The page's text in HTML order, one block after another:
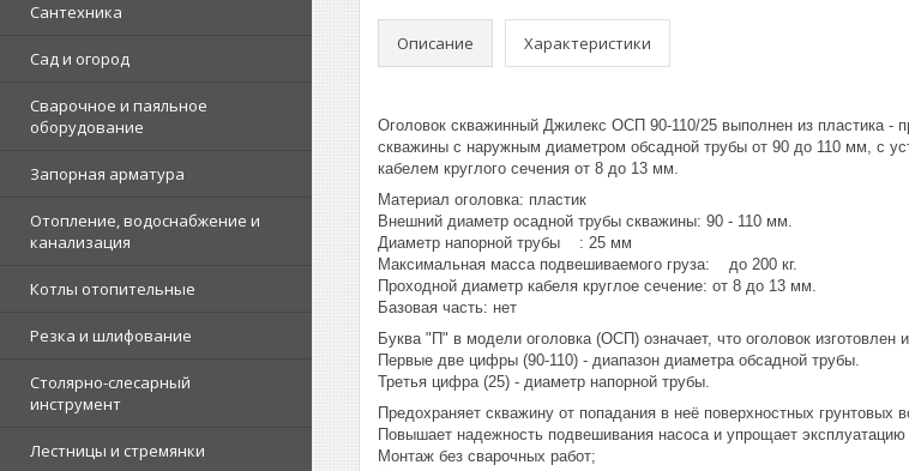
Сантехника
Сад и огород
Сварочное и паяльное
оборудование
Запорная арматура
Отопление, водоснабжение и
канализация
Котлы отопительные
Резка и шлифование
Столярно-слесарный
инструмент
Лестницы и стремянки
Описание Характеристики
Оголовок скважинный Джилекс ОСП 90-110/25 выполнен из пластика -
скважины с наружным диаметром обсадной трубы от 90 до 110 мм, с
кабелем круглого сечения от 8 до 13 мм.
Материал оголовка: пластик
Внешний диаметр осадной трубы скважины: 90 - 110 мм.
Диаметр напорной трубы : 25 мм
Максимальная масса подвешиваемого груза: до 200 кг.
Проходной диаметр кабеля круглое сечение: от 8 до 13 мм.
Базовая часть: нет
Буква "П" в модели оголовка (ОСП) означает, что оголовок изготовлен
Первые две цифры (90-110) - диапазон диаметра обсадной трубы.
Третья цифра (25) - диаметр напорной трубы.
Предохраняет скважину от попадания в неё поверхностных грунтовых
Повышает надежность подвешивания насоса и упрощает эксплуатацию
Монтаж без сварочных работ;